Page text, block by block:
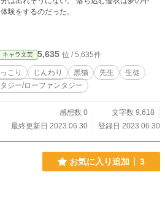
験をするのだった。
キャラ文芸 5,635 位 / 5,635件
こり じんわり 黒猫 先生
生徒
ジー/ローファンタジー
感想数 0
文字数 9,618
最終更新日 2023.06.30
登録日 2023.06.30
お気に入り追加 3